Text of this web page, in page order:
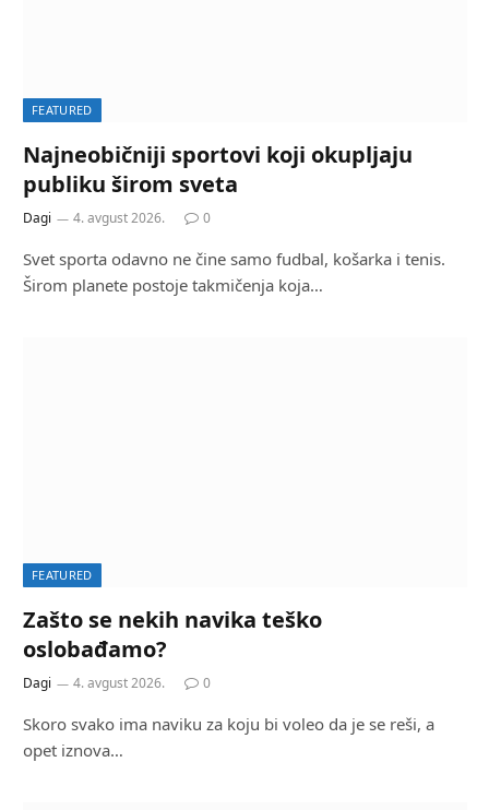
FEATURED
Najneobičniji sportovi koji okupljaju
publiku širom sveta
Dagi 4. avgust 2026. 0
Svet sporta odavno ne čine samo fudbal, košarka i tenis.
Širom planete postoje takmičenja koja…
FEATURED
Zašto se nekih navika teško
oslobađamo?
Dagi 4. avgust 2026. 0
Skoro svako ima naviku za koju bi voleo da je se reši, a
opet iznova…